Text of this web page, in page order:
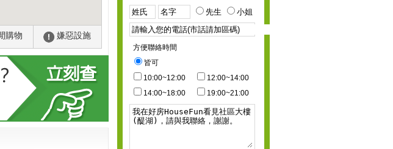
購物 嫌惡設施
先生
小姐
方便聯絡時間
皆可
10:00~12:00
12:00~14:00
14:00~18:00
19:00~21:00